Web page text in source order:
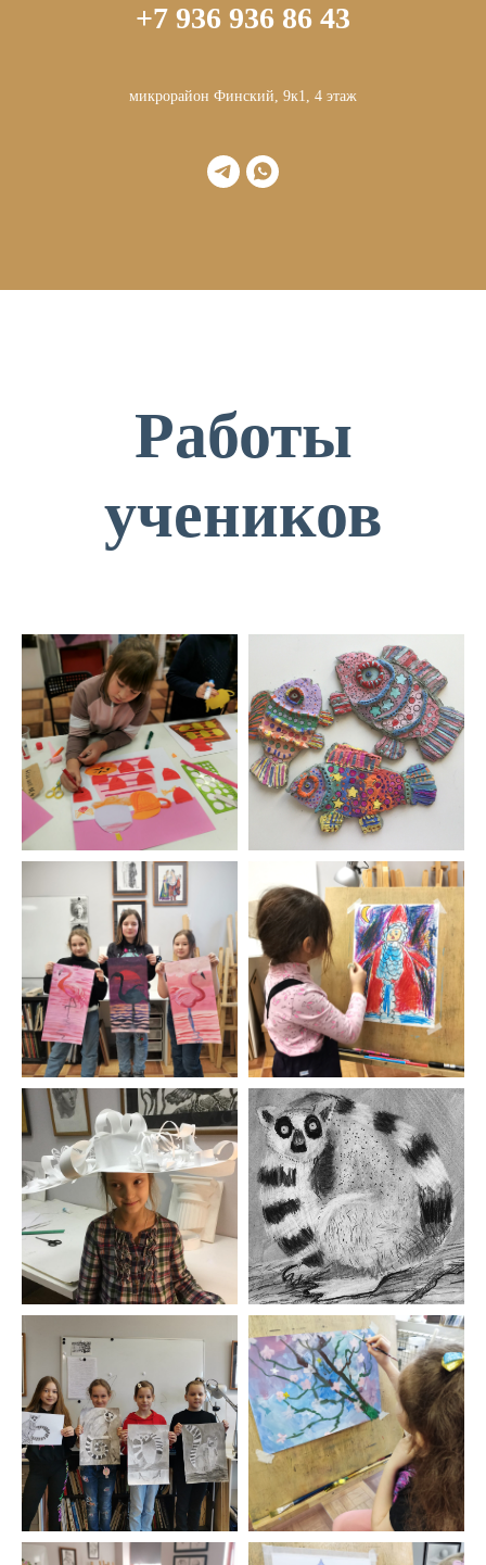
+7 936 936 86 43
микрорайон Финский, 9к1, 4 этаж
Работы
учеников